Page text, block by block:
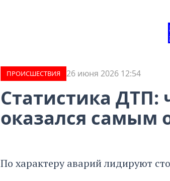
ПРОИCШЕСТВИЯ 26 июня 2026 12:54
Статистика ДТП:
оказался самым
По характеру аварий лидируют